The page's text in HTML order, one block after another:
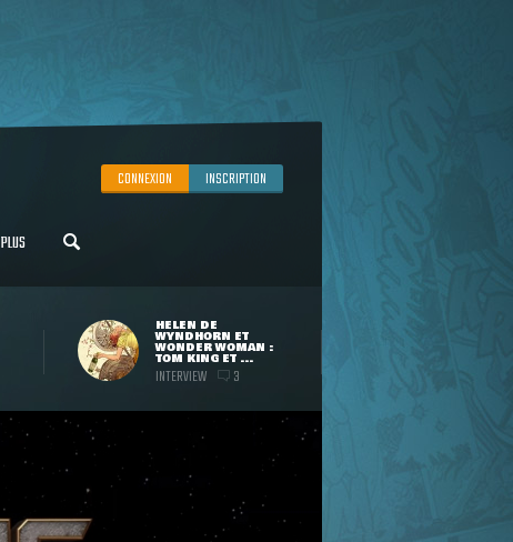
CONNEXION INSCRIPTION
PLUS
HELEN DE
WYNDHORN ET
WONDER WOMAN :
TOM KING ET ...
INTERVIEW 3